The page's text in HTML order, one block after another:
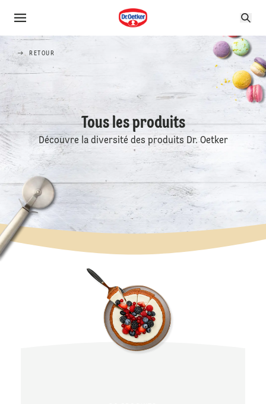
RETOUR
Tous les produits
Découvre la diversité des produits Dr. Oetker